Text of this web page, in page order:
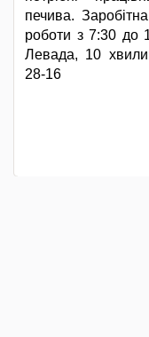
печива.
роботи з 7:30 до
Левада, 10
28-16